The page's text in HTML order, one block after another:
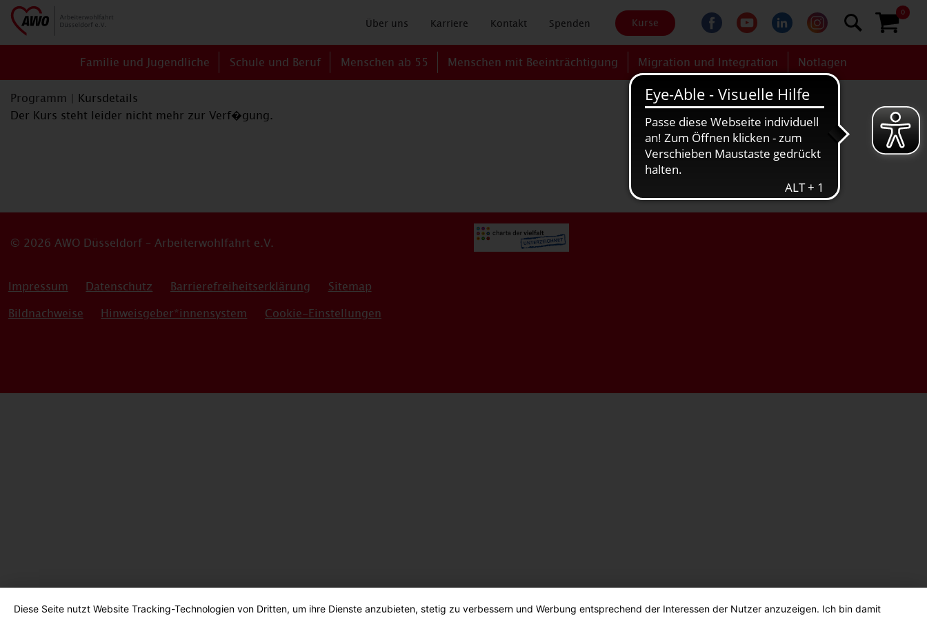
Über uns Karriere Kontakt Spenden Kurse
0
Familie und Jugendliche Schule und Beruf Menschen ab 55 Menschen mit Beeinträchtigung Migration und Integration Notlagen
Programm
Kursdetails
Der Kurs steht leider nicht mehr zur Verf�gung.
Impressum Datenschutz Barrierefreiheitserklärung
Sitemap
Bildnachweise
Hinweisgeber*innensystem Cookie-Einstellungen
© 2026 AWO Düsseldorf – Arbeiterwohlfahrt e.V.
Diese Seite nutzt Website Tracking-Technologien von Dritten, um ihre Dienste anzubieten, stetig zu verbessern und Werbung entsprechend der Interessen der Nutzer anzuzeigen. Ich bin damit